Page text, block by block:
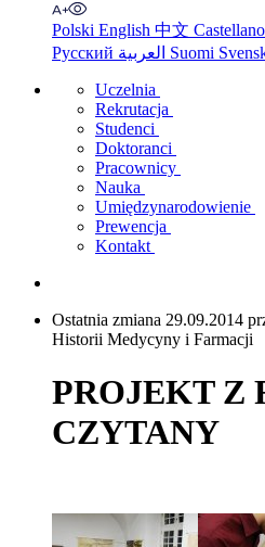
Polski English 中文 Castellano
Русский
Suomi
Uczelnia
Rekrutacja
Studenci
Doktoranci
Pracownicy
Nauka
Umiędzynarodowienie
Prewencja
Kontakt
Ostatnia zmiana 29.09.2014
Historii Medycyny i Farmacji
PROJEKT Z
CZYTANY